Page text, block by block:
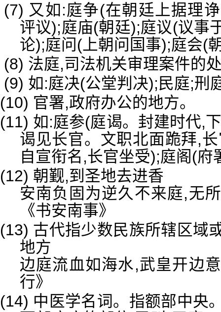
(7) 又如:庭争(在朝廷上据理
评议);庭庙(朝廷);庭议(议事
论);庭问(上朝问国事);庭会(
(8) 法庭,司法机关审理案件的
(9) 如:庭决(公堂判决);民庭;刑
(10) 官署,政府办公的地方。
(11) 如:庭参(庭谒。封建时代,
谒见长官。文职北面跪拜,
自宣衔名,长官坐受);庭阁(府
(12) 朝觐,到圣地去进香
安南负固为逆久不来庭,无
《书安南事》
(13) 古代指少数民族所辖区域
地方
边庭流血如海水,武皇开边
行》
(14) 中医学名词。指额部中央